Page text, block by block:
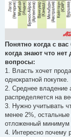
Понятно когда с
когда знают что
вопросы:
1. Власть хочет
однократной покупке.
2. Среднее владение
распределяется на
3. Нужно учитывать
менее 2%,
отложенный минимум
4. Интересно почему